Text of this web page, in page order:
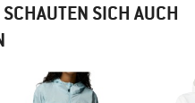
SICH AUCH